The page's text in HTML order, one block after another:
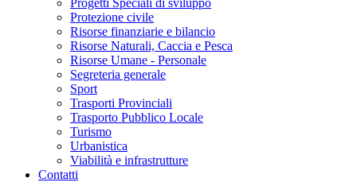
Progetti Speciali di sviluppo
Protezione civile
Risorse finanziarie e bilancio
Risorse Naturali, Caccia e Pesca
Risorse Umane - Personale
Segreteria generale
Sport
Trasporti Provinciali
Trasporto Pubblico Locale
Turismo
Urbanistica
Viabilità e infrastrutture
Contatti